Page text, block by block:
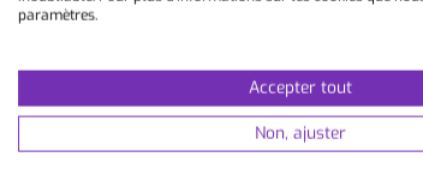
Pourquoi
Comment se
paramètres.
Accepter tout
Non, ajuster